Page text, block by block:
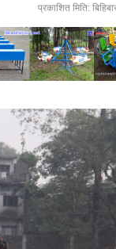
प्रकाशित मिति: